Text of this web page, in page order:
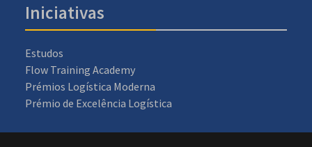
Iniciativas
Estudos
Flow Training Academy
Prémios Logística Moderna
Prémio de Excelência Logística